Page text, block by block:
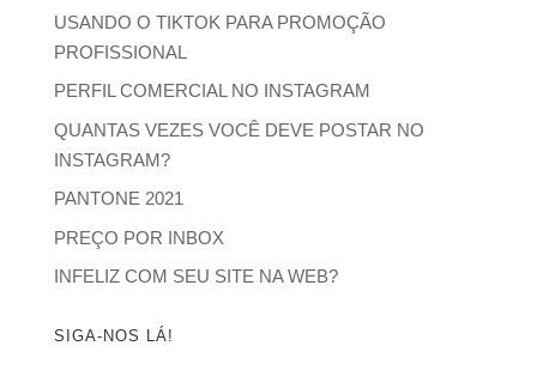
USANDO O TIKTOK PARA PROMOÇÃO
PROFISSIONAL
PERFIL COMERCIAL NO INSTAGRAM
QUANTAS VEZES VOCÊ DEVE POSTAR NO
INSTAGRAM?
PANTONE 2021
PREÇO POR INBOX
INFELIZ COM SEU SITE NA WEB?
SIGA-NOS LÁ!